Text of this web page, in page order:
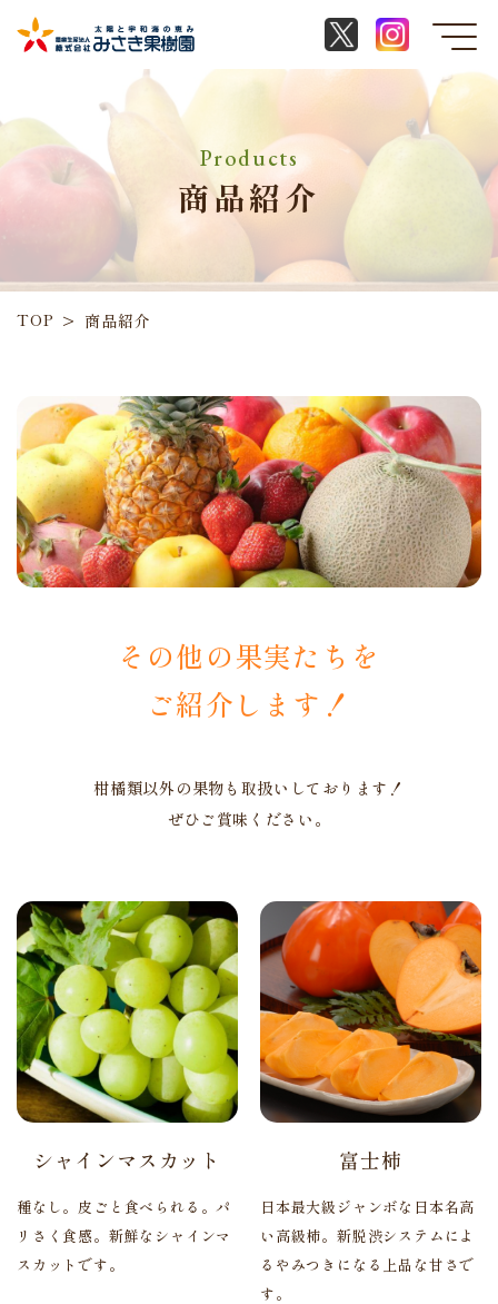
Products
商品紹介
TOP > 商品紹介
その他の果実たちを
​​​​​​​ご紹介します！
柑橘類以外の果物も取扱いしております！
ぜひご賞味ください。
シャインマスカット
種なし。皮ごと食べられる。パ
リさく食感。新鮮なシャインマ
スカットです。
富士柿
日本最大級ジャンボな日本名高
い高級柿。新脱渋システムによ
るやみつきになる上品な甘さで
す。